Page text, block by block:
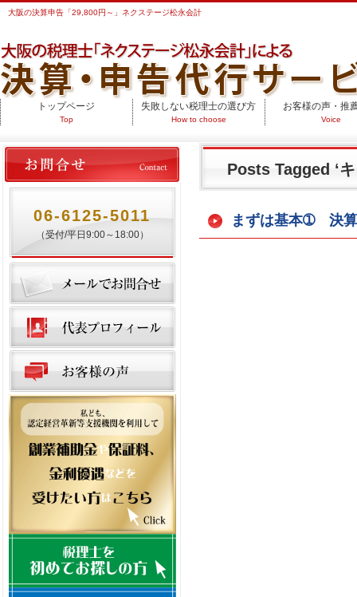
大阪の決算申告「29,800円～」ネクステージ松永会計
トップページ
Top
失敗しない税理士の選び方
How to choose
お客様の声・推
Voice
Posts Tagged ‘
まずは基本➀ 決
06-6125-5011
（受付/平日9:00～18:00）